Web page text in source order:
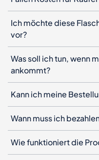
Was soll ich tun, wenn
ankommt?
Kann ich meine
Wann muss ich bezahlen?
Wie funktioniert die